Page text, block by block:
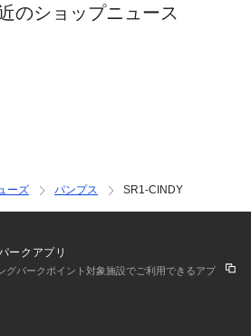
のショップニュース
ーズ パンプス SR1-CINDY
ークアプリ
グパークポイント対象施設でご利用できるアプ